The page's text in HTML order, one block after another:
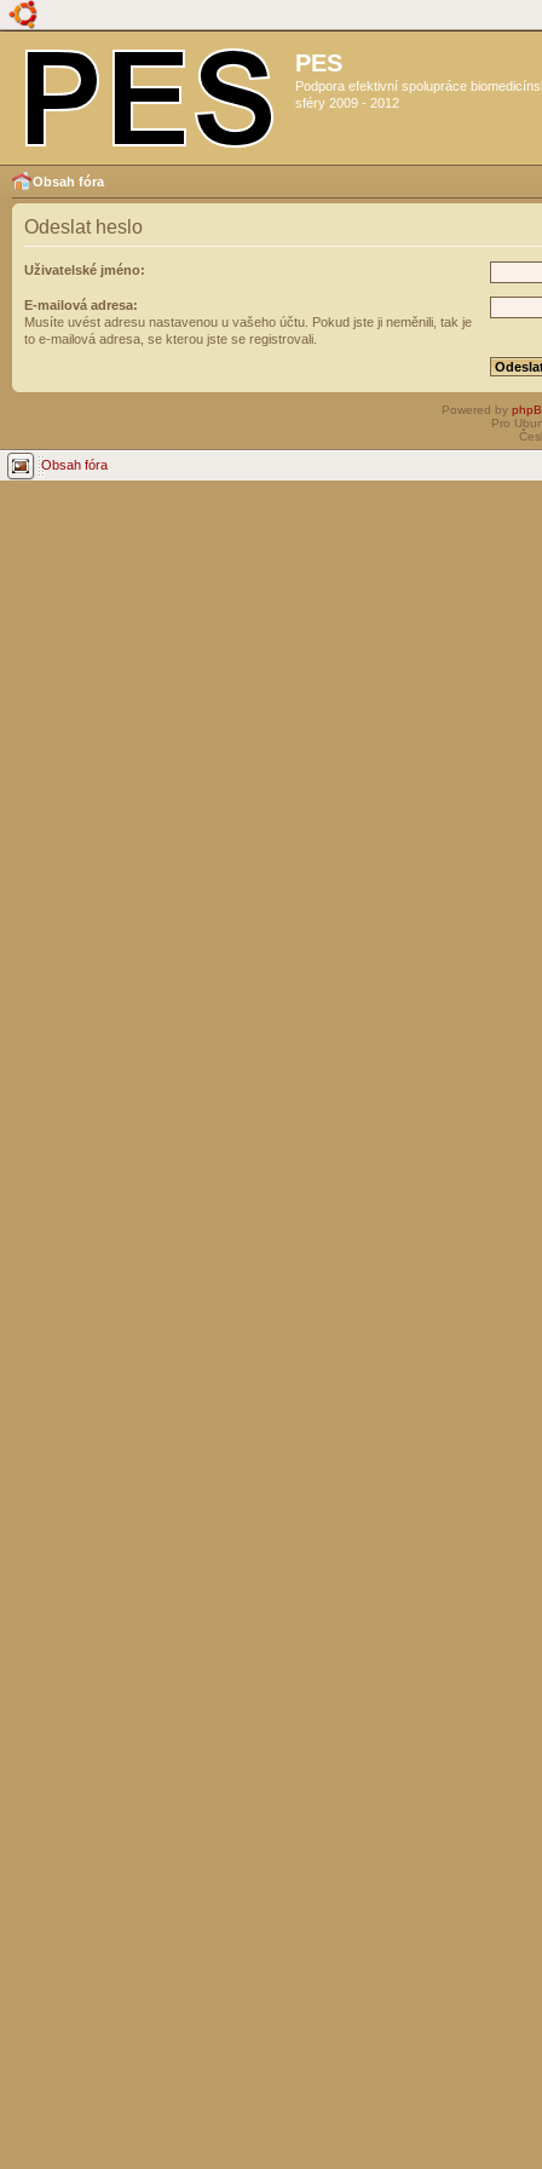
PES
Podpora efektivní spolupráce
sféry 2009 - 2012
Obsah fóra
Odeslat heslo
Uživatelské jméno:
E-mailová adresa:
Musíte uvést adresu nastavenou u vašeho účtu. Pokud jste ji neměnili, tak je
to e-mailová adresa, se kterou jste se registrovali.
Powered by
Pro
Obsah fóra